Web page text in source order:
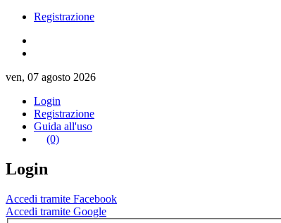
Registrazione
ven, 07 agosto 2026
Login
Registrazione
Guida all'uso
(0)
Login
Accedi tramite Facebook
Accedi tramite Google